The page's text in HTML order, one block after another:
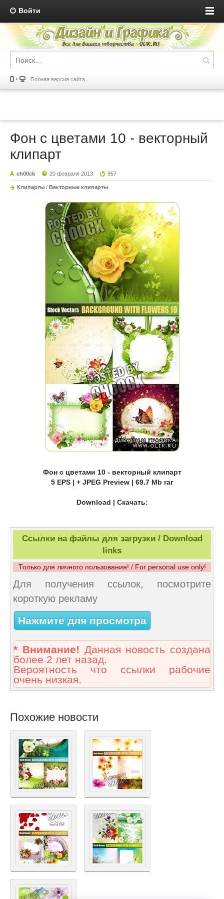
Войти
Полная версия сайта
Фон с цветами 10 - векторный
клипарт
ch00ck 20 февраля 2013 957
Клипарты / Векторные клипарты
Фон с цветами 10 - векторный клипарт
5 EPS | + JPEG Preview | 69.7 Mb rar
Download | Скачать:
Ссылки на файлы для загрузки / Download
links
Только для личного пользования! / For personal use only!
Для получения ссылок, посмотрите
короткую рекламу
Нажмите для просмотра
* Внимание! Данная новость создана
более 2 лет назад.
Вероятность что ссылки рабочие
очень низкая.
Похожие новости